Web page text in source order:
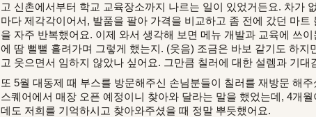
고 신촌에서부터 학교 교육장소까지 나르는 일이 있었거든요. 차가
마다 제각각이어서, 발품을 팔아 가격을 비교하고 좀 전에 갔던 마
을 자주 반복했어요. 이제 와서 생각해 보면 메뉴 개발과 교육에 쓰
에 땀 뻘뻘 흘려가며 그렇게 했는지. (웃음) 조금은 바보 같기도 하
고 웃으면서 임하지 않았나 싶어요. 그만큼 칠러에 대한 설렘과 기대
또 5월 대동제 때 부스를 방문해주신 손님분들이 칠러를 재방문 해
스퀘어에서 매장 오픈 예정이니 찾아와 달라는 말을 했었는데, 4개
데도 저희를 기억하시고 찾아와주셨을 때 정말 뿌듯했어요.